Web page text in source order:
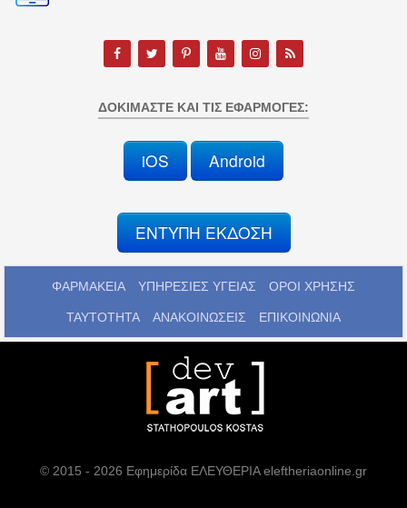
ΔΟΚΙΜΆΣΤΕ ΚΑΙ ΤΙΣ ΕΦΑΡΜΟΓΈΣ:
iOS Android
ΕΝΤΥΠΗ ΕΚΔΟΣΗ
ΦΑΡΜΑΚΕΙΑ ΥΠΗΡΕΣΙΕΣ ΥΓΕΙΑΣ ΟΡΟΙ ΧΡΗΣΗΣ
ΤΑΥΤΟΤΗΤΑ ΑΝΑΚΟΙΝΩΣΕΙΣ ΕΠΙΚΟΙΝΩΝΙΑ
© 2015 - 2026 Εφημερίδα ΕΛΕΥΘΕΡΙΑ eleftheriaonline.gr